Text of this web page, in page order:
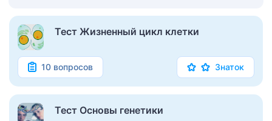
Тест Жизненный цикл клетки
10 вопросов Знаток
Тест Основы генетики